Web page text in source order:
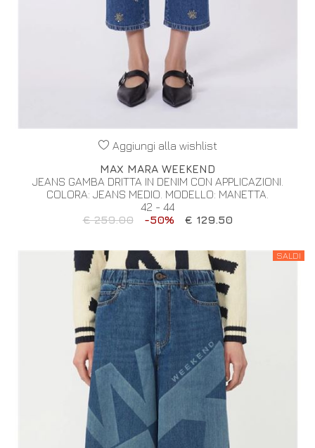
Aggiungi alla wishlist
MAX MARA WEEKEND
JEANS GAMBA DRITTA IN DENIM CON APPLICAZIONI.
COLORA: JEANS MEDIO. MODELLO: MANETTA.
42 - 44
€ 259.00
-50% € 129.50
SALDI